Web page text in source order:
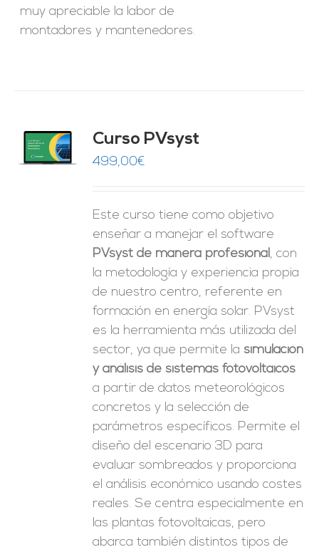
muy apreciable la labor de
montadores y mantenedores.
Curso PVsyst
499,00€
Este curso tiene como objetivo
enseñar a manejar el software
PVsyst de manera profesional, con
la metodología y experiencia propia
de nuestro centro, referente en
formación en energía solar. PVsyst
es la herramienta más utilizada del
sector, ya que permite la simulación
y análisis de sistemas fotovoltaicos
a partir de datos meteorológicos
concretos y la selección de
parámetros específicos. Permite el
diseño del escenario 3D para
evaluar sombreados y proporciona
el análisis económico usando costes
reales. Se centra especialmente en
las plantas fotovoltaicas, pero
abarca también distintos tipos de